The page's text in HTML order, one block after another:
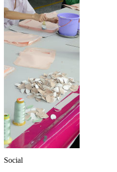
Social